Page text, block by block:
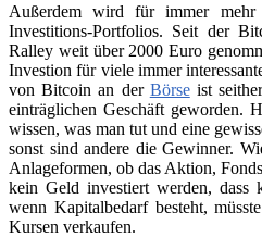
Außerdem wird für immer
Investitions-Portfolios. Seit der
Ralley weit über 2000 Euro
Investion für viele immer
von Bitcoin an der Börseist
einträglichen Geschäft geworden.
wissen, was man tut und eine
sonst sind andere die Gewinner.
Anlageformen, ob das Aktion,
kein Geld investiert werden, dass
wenn Kapitalbedarf besteht,
Kursen verkaufen.